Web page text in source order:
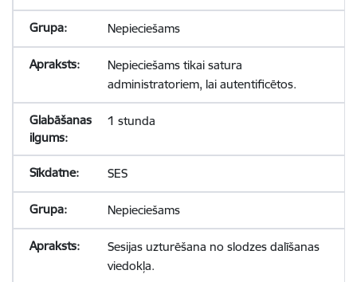
Nepieciešams
Nepieciešams tikai satura
administratoriem, lai autentificētos.
1 stunda
SES
Nepieciešams
Sesijas uzturēšana no slodzes dalīšanas
viedokļa.